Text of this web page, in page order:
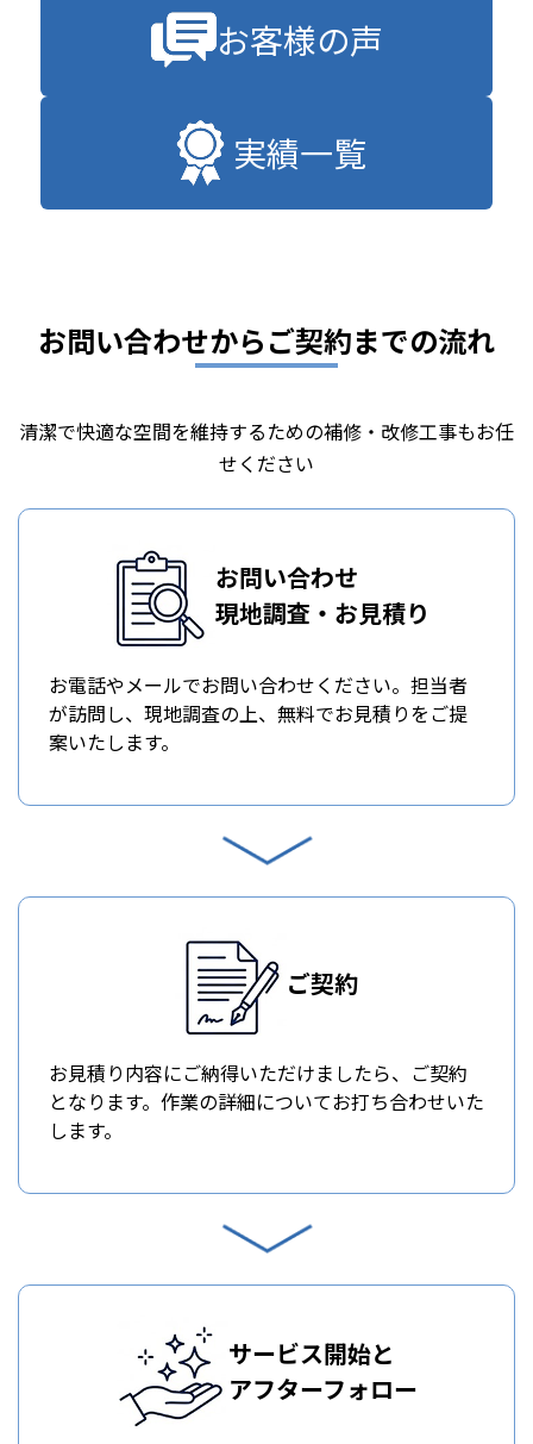
お客様の声
実績一覧
お問い合わせからご契約までの流れ
清潔で快適な空間を維持するための補修・改修工事もお任
せください
お問い合わせ
現地調査・お見積り
お電話やメールでお問い合わせください。担当者
が訪問し、現地調査の上、無料でお見積りをご提
案いたします。
ご契約
お見積り内容にご納得いただけましたら、ご契約
となります。作業の詳細についてお打ち合わせいた
します。
サービス開始と
アフターフォロー